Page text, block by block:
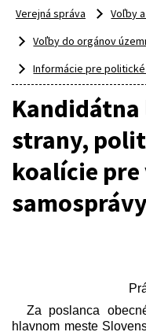
Verejná správa
Voľby
Voľby do orgánov
Informácie pre
strany,
koalície
Za poslanca
hlavnom meste